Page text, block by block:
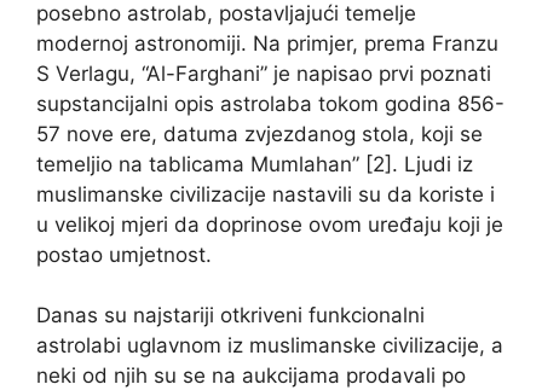
posebno astrolab, postavljajući temelje
modernoj astronomiji. Na primjer, prema Franzu
S Verlagu, “Al-Farghani” je napisao prvi poznati
supstancijalni opis astrolaba tokom godina 856-
57 nove ere, datuma zvjezdanog stola, koji se
temeljio na tablicama Mumlahan” [2]. Ljudi iz
muslimanske civilizacije nastavili su da koriste i
u velikoj mjeri da doprinose ovom uređaju koji je
postao umjetnost.
Danas su najstariji otkriveni funkcionalni
astrolabi uglavnom iz muslimanske civilizacije, a
neki od njih su se na aukcijama prodavali po